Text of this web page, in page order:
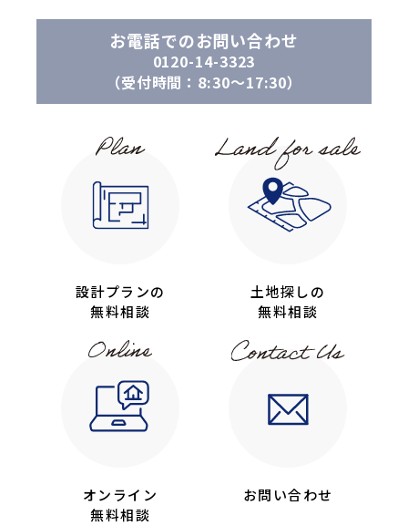
お電話でのお問い合わせ
0120-14-3323
（受付時間：8:30〜17:30）
設計プランの
無料相談
土地探しの
無料相談
オンライン
無料相談
お問い合わせ